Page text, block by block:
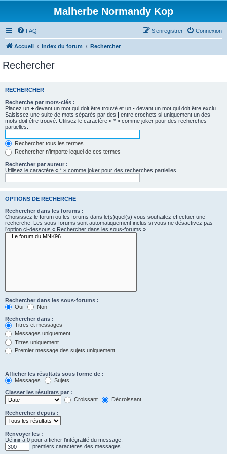
Malherbe Normandy Kop
FAQ Connexion
S’enregistrer
Accueil Index du forum Rechercher
Rechercher
RECHERCHER
Recherche par mots-clés :
Placez un + devant un mot qui doit être trouvé et un - devant un mot qui doit être exclu.
Saisissez une suite de mots séparés par des | entre crochets si uniquement un des
mots doit être trouvé. Utilisez le caractère « * » comme joker pour des recherches
partielles.
Rechercher tous les termes
Rechercher n’importe lequel de ces termes
Rechercher par auteur :
Utilisez le caractère « * » comme joker pour des recherches partielles.
OPTIONS DE RECHERCHE
Rechercher dans les forums :
Choisissez le forum ou les forums dans le(s)quel(s) vous souhaitez effectuer une
recherche. Les sous-forums sont automatiquement inclus si vous ne désactivez pas
l’option ci-dessous « Rechercher dans les sous-forums ».
Rechercher dans les sous-forums :
Oui
Non
Rechercher dans :
Titres et messages
Messages uniquement
Titres uniquement
Premier message des sujets uniquement
Afficher les résultats sous forme de :
Messages
Sujets
Classer les résultats par :
Croissant
Décroissant
Rechercher depuis :
Renvoyer les :
Définir à 0 pour afficher l’intégralité du message.
premiers caractères des messages